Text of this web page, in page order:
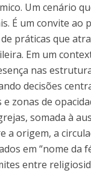
Um cenário
É um convite ao
práticas que
Em um
nas
decisões
zonas de
somada à
origem, a
em “nome da
entre